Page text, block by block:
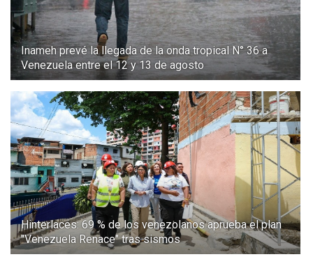
Inameh prevé la llegada de la onda tropical N° 36 a
Venezuela entre el 12 y 13 de agosto
Hinterlaces: 69 % de los venezolanos aprueba el plan
"Venezuela Renace" tras sismos